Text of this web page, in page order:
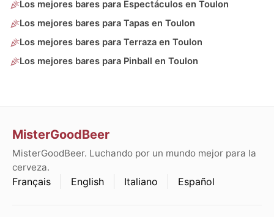
Los mejores bares para Espectáculos en Toulon
Los mejores bares para Tapas en Toulon
Los mejores bares para Terraza en Toulon
Los mejores bares para Pinball en Toulon
MisterGoodBeer
MisterGoodBeer. Luchando por un mundo mejor para la
cerveza.
Français English Italiano Español